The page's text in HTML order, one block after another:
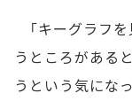
「キーグラフ
うところがある
うという気にな